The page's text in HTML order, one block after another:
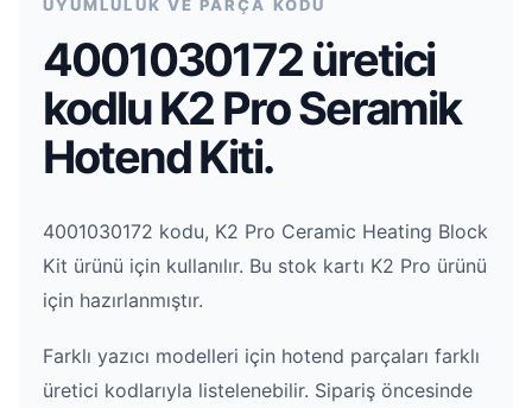
UYUMLULUK VE PARÇA KODU
4001030172 üretici
kodlu K2 Pro Seramik
Hotend Kiti.
4001030172 kodu, K2 Pro Ceramic Heating Block
Kit ürünü için kullanılır. Bu stok kartı K2 Pro ürünü
için hazırlanmıştır.
Farklı yazıcı modelleri için hotend parçaları farklı
üretici kodlarıyla listelenebilir. Sipariş öncesinde